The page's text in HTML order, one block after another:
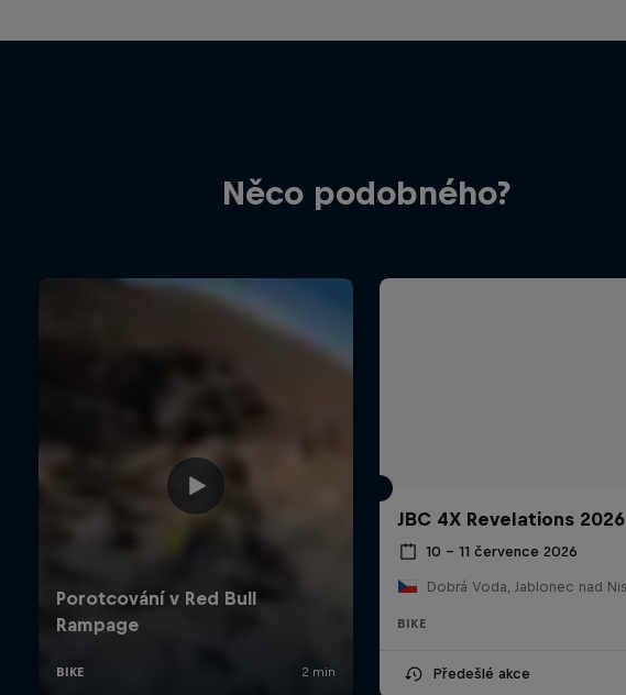
Něco podobného?
JBC 4X Revelations 2026
10 – 11 července 2026
BIKE
Předešlé akce